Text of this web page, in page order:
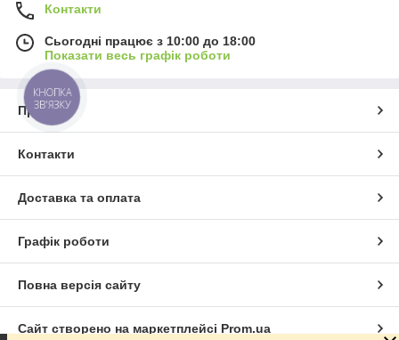
Контакти
Сьогодні працює з 10:00 до 18:00
Показати весь графік роботи
Про нас
Контакти
Доставка та оплата
Графік роботи
Повна версія сайту
Сайт створено на маркетплейсі Prom.ua
КНОПКА
ЗВ'ЯЗКУ